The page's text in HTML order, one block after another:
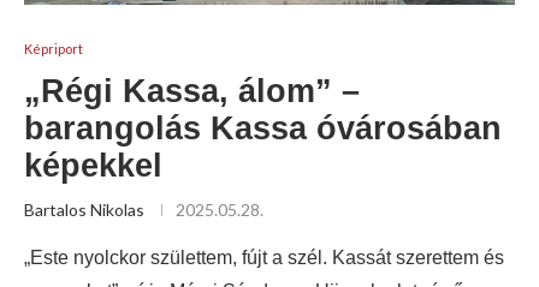
Képriport
„Régi Kassa, álom” –
barangolás Kassa óvárosában
képekkel
Bartalos Nikolas 2025.05.28.
„Este nyolckor születtem, fújt a szél. Kassát szerettem és